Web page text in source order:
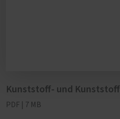
Kunststoff- und
PDF | 7 MB